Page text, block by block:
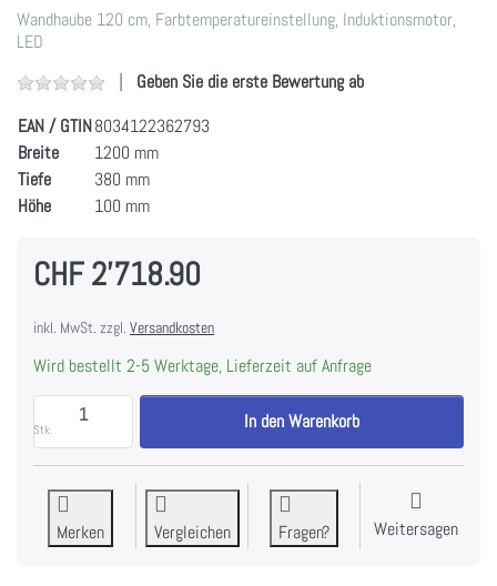
Wandhaube 120 cm, Farbtemperatureinstellung, Induktionsmotor,
LED
Geben Sie die erste Bewertung ab
EAN / GTIN8034122362793
Breite
1200 mm
Tiefe
380 mm
Höhe
100 mm
CHF 2'718.90
inkl. MwSt. zzgl. Versandkosten
Wird bestellt 2-5 Werktage, Lieferzeit auf Anfrage
Stk.
FALMEC ELEMENTS SHELF 120 NR
In den Warenkorb
Merken Vergleichen Fragen? Weitersagen